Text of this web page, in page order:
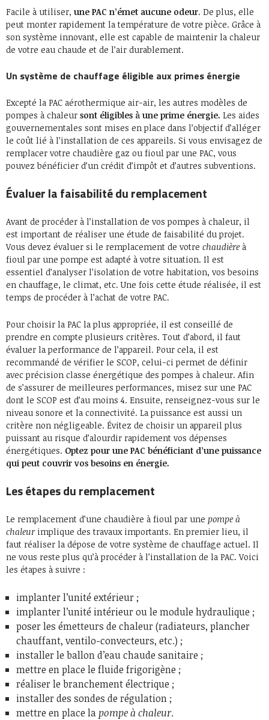
Facile à utiliser, une PAC n’émet aucune odeur. De plus, elle
peut monter rapidement la température de votre pièce. Grâce à
son système innovant, elle est capable de maintenir la chaleur
de votre eau chaude et de l’air durablement.
Un système de chauffage éligible aux primes énergie
Excepté la PAC aérothermique air-air, les autres modèles de
pompes à chaleur sont éligibles à une prime énergie. Les aides
gouvernementales sont mises en place dans l’objectif d’alléger
le coût lié à l’installation de ces appareils. Si vous envisagez de
remplacer votre chaudière gaz ou fioul par une PAC, vous
pouvez bénéficier d’un crédit d’impôt et d’autres subventions.
Évaluer la faisabilité du remplacement
Avant de procéder à l’installation de vos pompes à chaleur, il
est important de réaliser une étude de faisabilité du projet.
Vous devez évaluer si le remplacement de votre chaudièreà
fioul par une pompe est adapté à votre situation. Il est
essentiel d’analyser l’isolation de votre habitation, vos besoins
en chauffage, le climat, etc. Une fois cette étude réalisée, il est
temps de procéder à l’achat de votre PAC.
Pour choisir la PAC la plus appropriée, il est conseillé de
prendre en compte plusieurs critères. Tout d’abord, il faut
évaluer la performance de l’appareil. Pour cela, il est
recommandé de vérifier le SCOP, celui-ci permet de définir
avec précision classe énergétique des pompes à chaleur. Afin
de s’assurer de meilleures performances, misez sur une PAC
dont le SCOP est d’au moins 4. Ensuite, renseignez-vous sur le
niveau sonore et la connectivité. La puissance est aussi un
critère non négligeable. Évitez de choisir un appareil plus
puissant au risque d’alourdir rapidement vos dépenses
énergétiques. Optez pour une PAC bénéficiant d’une puissance
qui peut couvrir vos besoins en énergie.
Les étapes du remplacement
Le remplacement d’une chaudière à fioul par une pompe à
chaleurimplique des travaux importants. En premier lieu, il
faut réaliser la dépose de votre système de chauffage actuel. Il
ne vous reste plus qu’à procéder à l’installation de la PAC. Voici
les étapes à suivre :
implanter l’unité extérieur ;
implanter l’unité intérieur ou le module hydraulique ;
poser les émetteurs de chaleur (radiateurs, plancher
chauffant, ventilo-convecteurs, etc.) ;
installer le ballon d’eau chaude sanitaire ;
mettre en place le fluide frigorigène ;
réaliser le branchement électrique ;
installer des sondes de régulation ;
mettre en place la pompe à chaleur.